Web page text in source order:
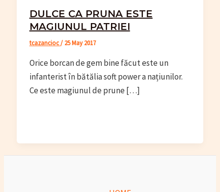
DULCE CA PRUNA ESTE
MAGIUNUL PATRIEI
tcazancioc/ 25 May 2017
Orice borcan de gem bine făcut este un
infanterist în bătălia soft power a națiunilor.
Ce este magiunul de prune […]